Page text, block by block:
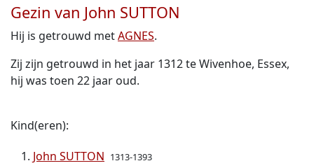
Gezin van John SUTTON
Hij is getrouwd metAGNES.
Zij zijn getrouwd in het jaar 1312 te Wivenhoe, Essex,
hij was toen 22 jaar oud.
Kind(eren):
John SUTTON 1313-1393